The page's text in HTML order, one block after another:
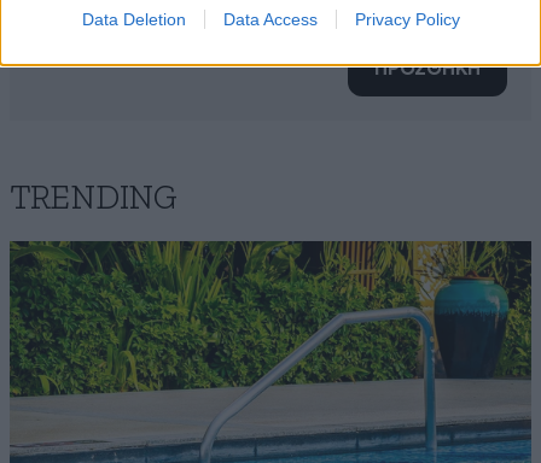
Data Deletion Data Access Privacy Policy
Διαβάστε και ακολουθήστε τους κανόνες σχολιασμού
ΠΡΟΣΘΗΚΗ
TRENDING